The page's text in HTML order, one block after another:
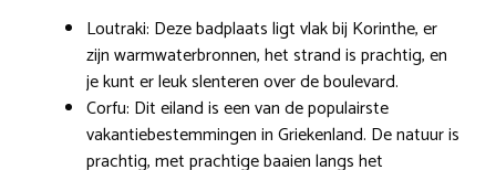
Loutraki: Deze badplaats ligt vlak bij Korinthe, er
zijn warmwaterbronnen, het strand is prachtig, en
je kunt er leuk slenteren over de boulevard.
Corfu: Dit eiland is een van de populairste
vakantiebestemmingen in Griekenland. De natuur is
prachtig, met prachtige baaien langs het